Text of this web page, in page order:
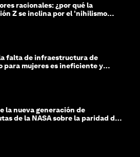
racionales: ¿por qué la
Z se inclina por el 'nihilismo
falta de infraestructura de
para mujeres es ineficiente y
la nueva generación de
de la NASA sobre la paridad de